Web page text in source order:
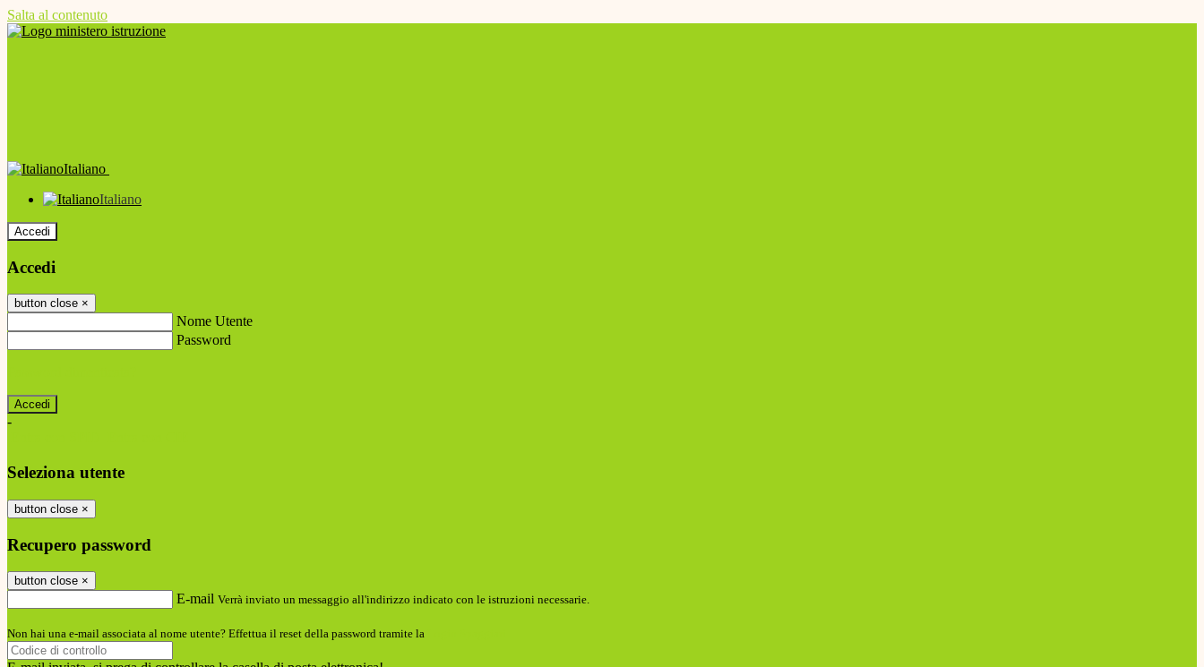
Salta al contenuto
Italiano
Italiano
Accedi
Accedi
button close ×
Nome Utente
Password
-
Seleziona utente
button close ×
Recupero password
button close ×
E-mail Verrà inviato un messaggio all'indirizzo indicato con le istruzioni necessarie.
Non hai una e-mail associata al nome utente? Effettua il reset della password tramite la